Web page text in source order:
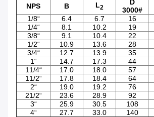
NPS B L2
D
3000#
1/8“
6.4 6.7 16
1/4“
8.1 10.2 19
3/8“
9.1 10.4 22
1/2“
10.9 13.6 28
3/4“
12.7 13.9 35
1“
14.7 17.3 44
11/4“
17.0 18.0 57
11/2“
17.8 18.4 64
2“
19.0 19.2 76
21/2“
23.6 28.9 92
3“
25.9 30.5 108
4“
27.7 33.0 140